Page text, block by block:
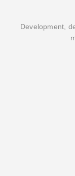
Development,